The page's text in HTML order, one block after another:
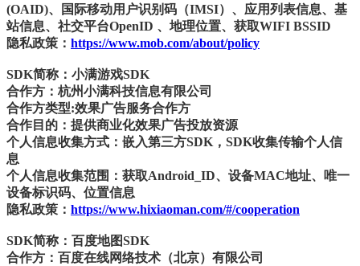
(OAID)、国际移动用户识别码（IMSI）、应用列表信息、基
站信息、社交平台OpenID 、地理位置、获取WIFI BSSID
隐私政策： https://www.mob.com/about/policy
SDK简称：小满游戏SDK
合作方：杭州小满科技信息有限公司
合作方类型:效果广告服务合作方
合作目的：提供商业化效果广告投放资源
个人信息收集方式：嵌入第三方SDK，SDK收集传输个人信
息
个人信息收集范围：获取Android_ID、设备MAC地址、唯一
设备标识码、位置信息
隐私政策： https://www.hixiaoman.com/#/cooperation
SDK简称：百度地图SDK
合作方：百度在线网络技术（北京）有限公司